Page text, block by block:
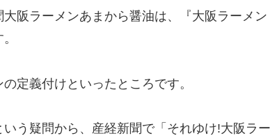
阪ラーメンあまから醤油は、『大阪ラーメン
定義付けといったところです。
う疑問から、産経新聞で「それゆけ!大阪ラー